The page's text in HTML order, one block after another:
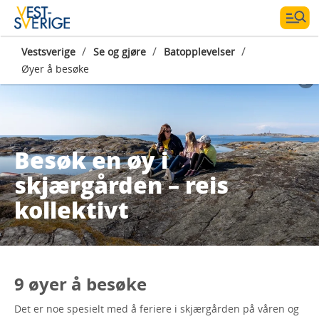
Vestsverige / Se og gjøre / Batopplevelser /
Øyer å besøke
Besøk en øy i
skjærgården – reis
kollektivt
9 øyer å besøke
Det er noe spesielt med å feriere i skjærgården på våren og